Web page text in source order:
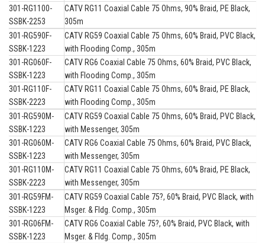
301-RG1100-
SSBK-2253
CATV RG11 Coaxial Cable 75 Ohms, 90% Braid, PE Black,
305m
301-RG590F-
SSBK-1223
CATV RG59 Coaxial Cable 75 Ohms, 60% Braid, PVC Black,
with Flooding Comp., 305m
301-RG060F-
SSBK-1223
CATV RG6 Coaxial Cable 75 Ohms, 60% Braid, PVC Black,
with Flooding Comp., 305m
301-RG110F-
SSBK-2223
CATV RG11 Coaxial Cable 75 Ohms, 60% Braid, PE Black,
with Flooding Comp., 305m
301-RG590M-
SSBK-1223
CATV RG59 Coaxial Cable 75 Ohms, 60% Braid, PVC Black,
with Messenger, 305m
301-RG060M-
SSBK-1223
CATV RG6 Coaxial Cable 75 Ohms, 60% Braid, PVC Black,
with Messenger, 305m
301-RG110M-
SSBK-2223
CATV RG11 Coaxial Cable 75 Ohms, 60% Braid, PE Black,
with Messenger, 305m
301-RG59FM-
SSBK-1223
CATV RG59 Coaxial Cable 75?, 60% Braid, PVC Black, with
Msger. & Fldg. Comp., 305m
301-RG06FM-
SSBK-1223
CATV RG6 Coaxial Cable 75?, 60% Braid, PVC Black, with
Msger. & Fldg. Comp., 305m